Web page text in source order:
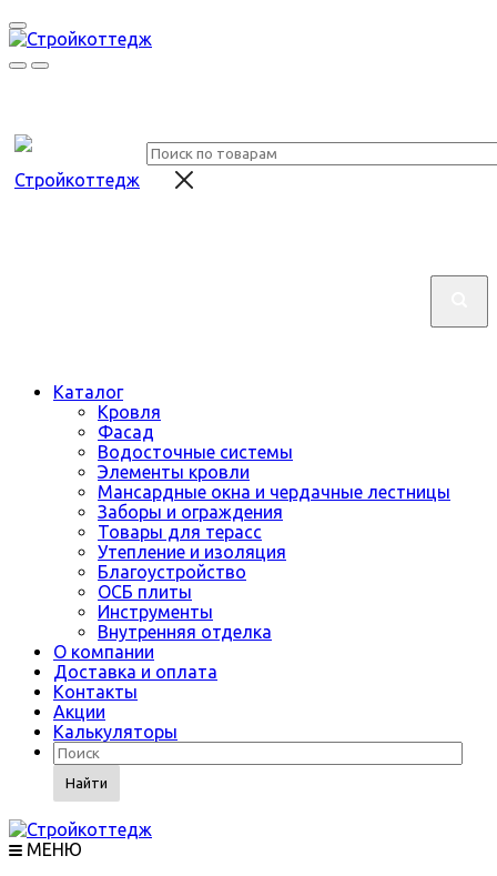
Каталог
Кровля
Фасад
Водосточные системы
Элементы кровли
Мансардные окна и чердачные лестницы
Заборы и ограждения
Товары для терасс
Утепление и изоляция
Благоустройство
ОСБ плиты
Инструменты
Внутренняя отделка
О компании
Доставка и оплата
Контакты
Акции
Калькуляторы
Найти
МЕНЮ